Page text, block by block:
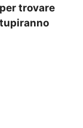
trovare